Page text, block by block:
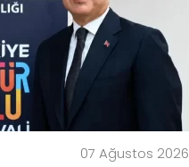
07 Ağustos 2026